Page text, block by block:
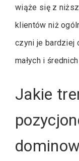
wiąże się z
klientów niż
czyni je bardziej
małych i
Jakie